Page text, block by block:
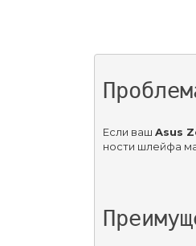
Если ваш Asus
ности шлейфа